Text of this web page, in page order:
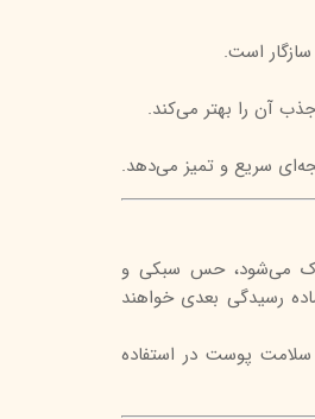
است.
آن را بهتر می‌کند.
سریع و تمیز می‌دهد.
پاک می‌شود، حس سبکی و
رسیدگی بعدی خواهند
پوست در استفاده